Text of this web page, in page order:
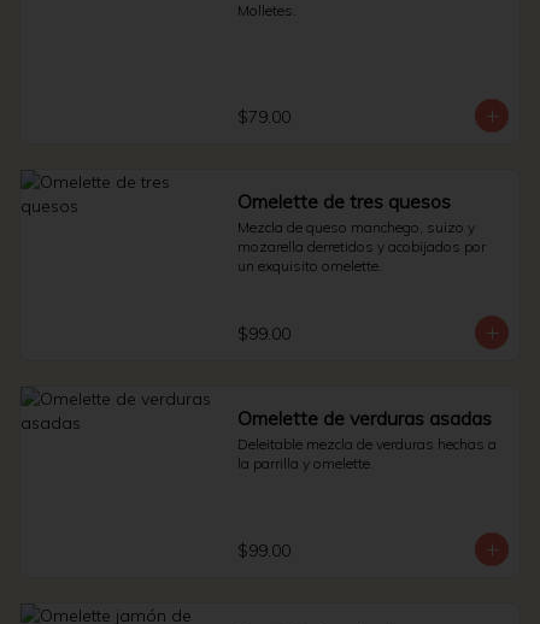
Molletes.
$79.00
Omelette de tres quesos
Mezcla de queso manchego, suizo y
mozarella derretidos y acobijados por
un exquisito omelette.
$99.00
Omelette de verduras asadas
Deleitable mezcla de verduras hechas a
la parrilla y omelette.
$99.00